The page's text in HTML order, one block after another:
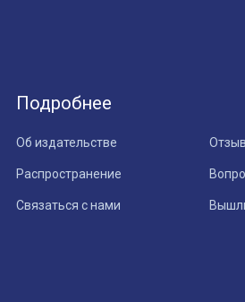
Подробнее
Об издательстве
Распространение
Связаться с нами